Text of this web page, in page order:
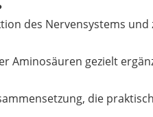
des Nervensystems
Aminosäuren gezielt
die